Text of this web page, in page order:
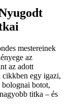
mestereinek
az
az adott
cikkben egy igazi,
bolognai botot,
titka – és